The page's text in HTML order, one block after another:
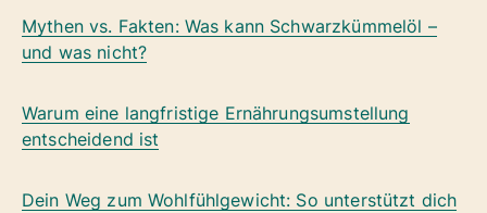
Mythen vs. Fakten: Was kann Schwarzkümmelöl –
und was nicht?
Warum eine langfristige Ernährungsumstellung
entscheidend ist
Dein Weg zum Wohlfühlgewicht: So unterstützt dich